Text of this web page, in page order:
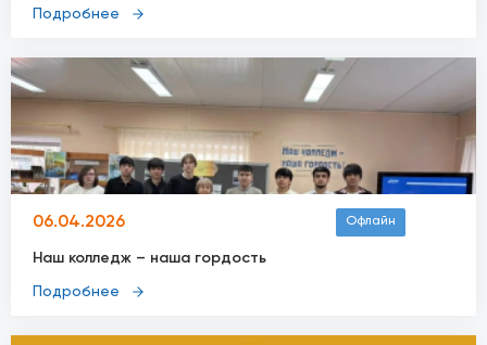
Подробнее
06.04.2026 Офлайн
Наш колледж – наша гордость
Подробнее